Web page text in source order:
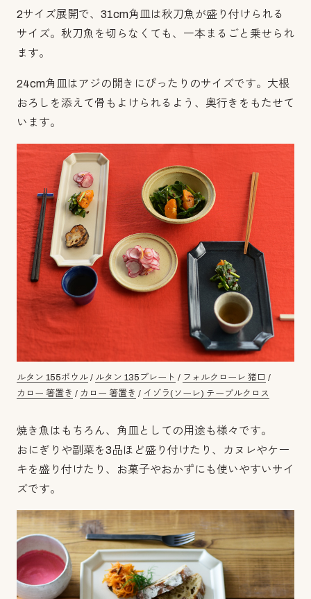
2サイズ展開で、31cm角皿は秋刀魚が盛り付けられる
サイズ。秋刀魚を切らなくても、一本まるごと乗せられ
ます。
24cm角皿はアジの開きにぴったりのサイズです。大根
おろしを添えて骨もよけられるよう、奥行きをもたせて
います。
ルタン 155ボウル / ルタン 135プレート / フォルクローレ 猪口 /
カロー 箸置き / カロー 箸置き / イゾラ(ソーレ) テーブルクロス
焼き魚はもちろん、角皿としての用途も様々です。
おにぎりや副菜を3品ほど盛り付けたり、カヌレやケー
キを盛り付けたり、お菓子やおかずにも使いやすいサイ
ズです。